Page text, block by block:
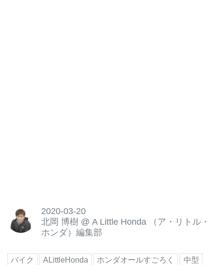
2020-03-20
北岡 博樹 @ A Little Honda （ア・リトル・
ホンダ）編集部
バイク ALittleHonda ホンダオールすごろく
中型